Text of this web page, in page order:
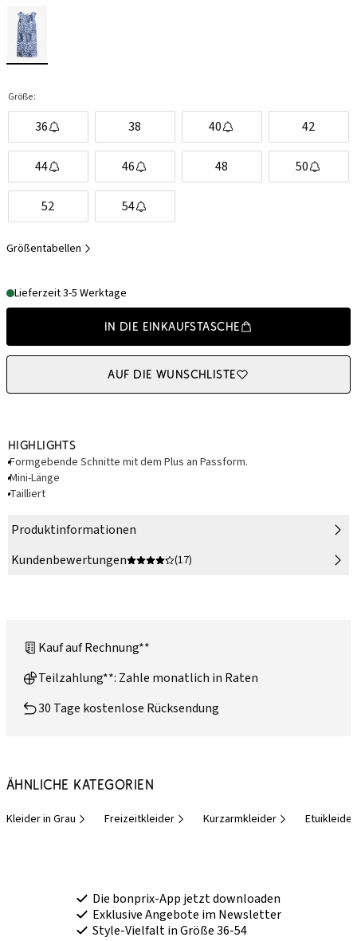
Größe:
36 38 40 42
44 46 48 50
52 54
Größentabellen
Lieferzeit 3-5 Werktage
In die Einkaufstasche
Auf die Wunschliste
Highlights
Formgebende Schnitte mit dem Plus an Passform.
Mini-Länge
Tailliert
Produktinformationen
Kundenbewertungen
(17)
Kauf auf Rechnung**
Teilzahlung**: Zahle monatlich in Raten
30 Tage kostenlose Rücksendung
Ähnliche Kategorien
Kleider in Grau Freizeitkleider Kurzarmkleider Etuikleider
Die bonprix-App jetzt downloaden
Exklusive Angebote im Newsletter
Style-Vielfalt in Größe 36-54